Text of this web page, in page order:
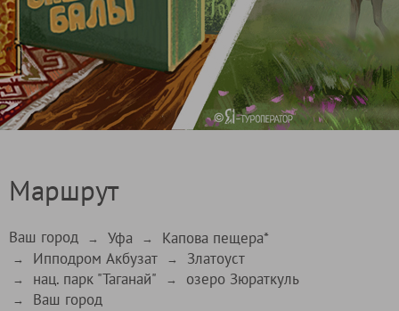
Маршрут
Ваш город → Уфа → Капова пещера*
→ Ипподром Акбузат → Златоуст
→ нац. парк "Таганай" → озеро Зюраткуль
→ Ваш город